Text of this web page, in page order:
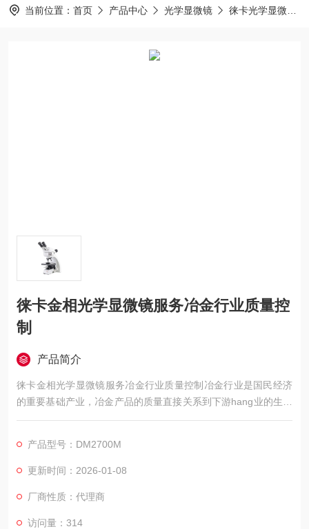
当前位置： 首页 产品中心 光学显微镜 徕卡光学显微镜
徕卡金相光学显微镜服务冶金行业质量控
制
产品简介
徕卡金相光学显微镜服务冶金行业质量控制冶金行业是国民经济
的重要基础产业，冶金产品的质量直接关系到下游hang业的生产
安全和产品性能。在冶金生产过程中，质量控制贯穿于原材料采
品质量控制的关键手段之一。徕卡DM2700M正置式研究级金相
显微镜，凭借其可靠的性能，为冶金行业质量控制提供专业服
产品型号：DM2700M
更新时间：2026-01-08
厂商性质：代理商
访问量：314